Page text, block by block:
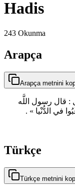
Hadis
243 Okunma
Arapça
Arapça metnini
: قال رسول اللَّه
في الدُّنْيا » .
Türkçe
Türkçe metnini